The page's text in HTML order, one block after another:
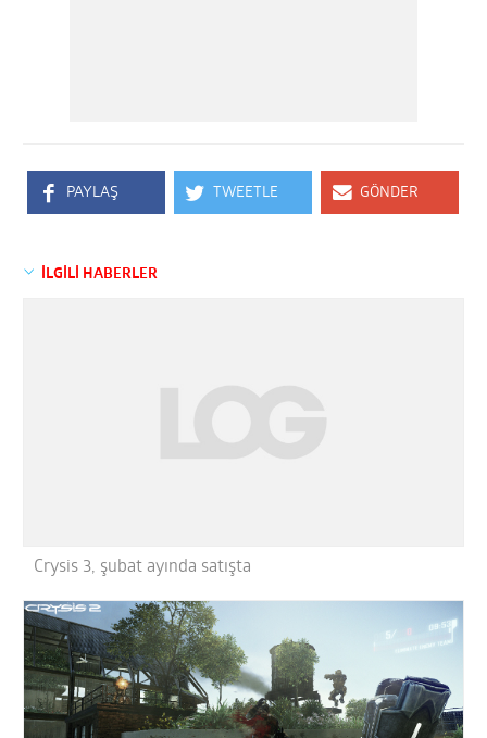
PAYLAŞ TWEETLE GÖNDER
İLGİLİ HABERLER
Crysis 3, şubat ayında satışta